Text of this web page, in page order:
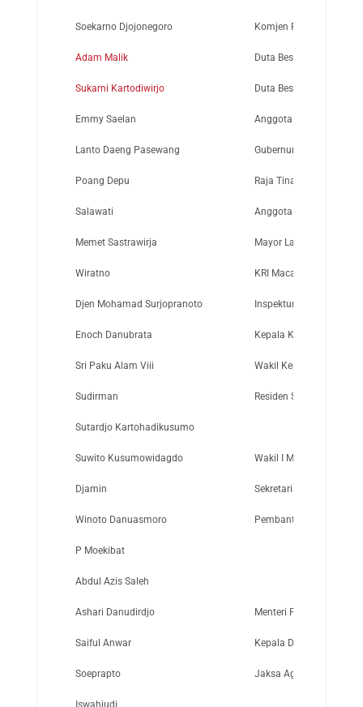
Soekarno Djojonegoro Komjen Polisi/Bekas
Adam Malik Duta Besar Luar Biasa
Sukarni Kartodiwirjo Duta Besar Luar Biasa
Emmy Saelan Anggota Lasykar
Lanto Daeng Pasewang Gubernur Sulawesi di
Poang Depu Raja Tinambang Mandar
Salawati Anggota DPR-GR/MPRS
Memet Sastrawirja Mayor Laut/Bekas
Wiratno KRI Macan Tutul
Djen Mohamad Surjopranoto Inspektur Jenderal
Enoch Danubrata Kepala Kepolisian
Sri Paku Alam Viii Wakil Kepala Daerah
Sudirman Residen Surabaya
Sutardjo Kartohadikusumo
Suwito Kusumowidagdo Wakil I Menteri Luar
Djamin Sekretaris Presiden/
Winoto Danuasmoro Pembantu Utama
P Moekibat
Abdul Azis Saleh
Ashari Danudirdjo Menteri Perdagangan
Saiful Anwar Kepala Dinas
Soeprapto Jaksa Agung RI
Iswahjudi